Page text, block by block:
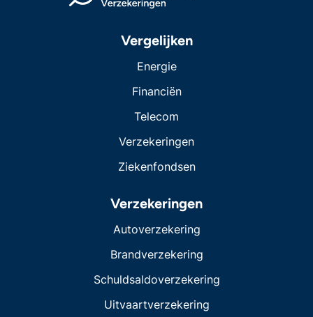
Vergelijken
Energie
Financiën
Telecom
Verzekeringen
Ziekenfondsen
Verzekeringen
Autoverzekering
Brandverzekering
Schuldsaldoverzekering
Uitvaartverzekering